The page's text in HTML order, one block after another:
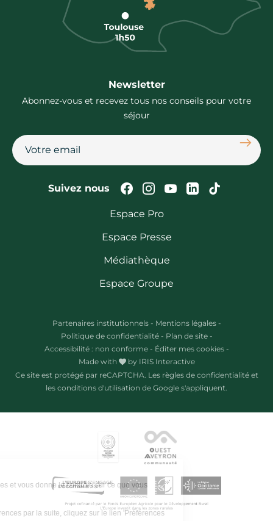
Newsletter
Abonnez-vous et recevez tous nos conseils pour votre
séjour
Suivez nous Suivez-nous sur
Suivez-nous sur
Suivez-nous
Suivez-Suivez-
Espace Pro
Espace Presse
Médiathèque
Espace Groupe
Partenaires institutionnels - Mentions légales -
Politique de confidentialité - Plan de site -
Accessibilité : non conforme - Éditer mes cookies -
Made with
by IRIS Interactive
Ce site est protégé par reCAPTCHA. Les règles de confidentialitéet
les conditions d'utilisation de Google s'appliquent.
Ce site utilise des cookies et vous donne le contrôle sur ce que vous
Pour modifier vos préférences par la suite, cliquez sur le lien 'Préférences